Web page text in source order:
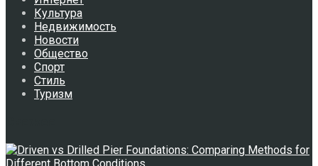
Культура
Недвижимость
Новости
Общество
Спорт
Стиль
Туризм